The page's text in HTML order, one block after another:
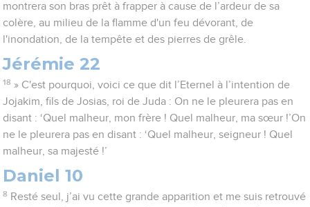
montrera son bras prêt à frapper à cause de l’ardeur de sa
colère, au milieu de la flamme d'un feu dévorant, de
l'inondation, de la tempête et des pierres de grêle.
Jérémie 22
18 » C'est pourquoi, voici ce que dit l’Eternel à l’intention de
Jojakim, fils de Josias, roi de Juda : On ne le pleurera pas en
disant : ‘Quel malheur, mon frère ! Quel malheur, ma sœur !’On
ne le pleurera pas en disant : ‘Quel malheur, seigneur ! Quel
malheur, sa majesté !’
Daniel 10
8 Resté seul, j’ai vu cette grande apparition et me suis retrouvé